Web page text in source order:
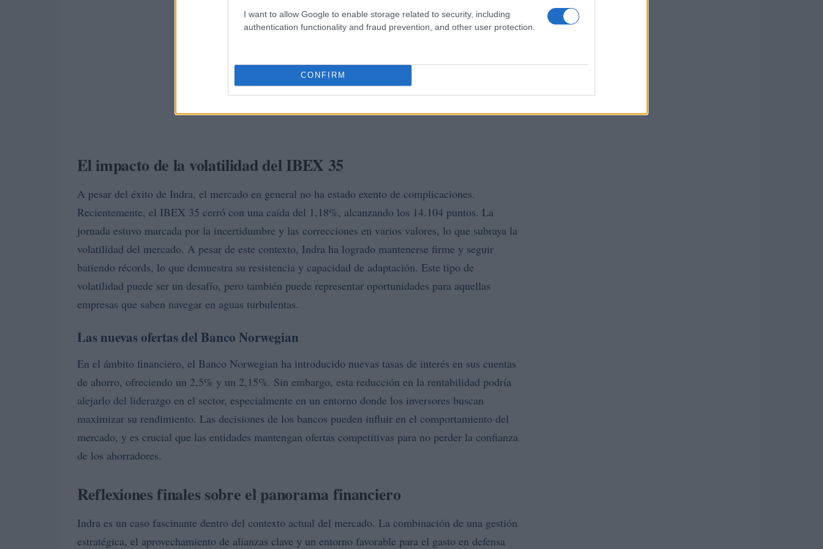
I want to allow Google to enable storage related to security, including
authentication functionality and fraud prevention, and other user protection.
CONFIRM
El impacto de la volatilidad del IBEX 35
A pesar del éxito de Indra, el mercado en general no ha estado exento de complicaciones.
Recientemente, el IBEX 35 cerró con una caída del 1,18%, alcanzando los 14.104 puntos. La
jornada estuvo marcada por la incertidumbre y las correcciones en varios valores, lo que subraya la
volatilidad del mercado. A pesar de este contexto, Indra ha logrado mantenerse firme y seguir
batiendo récords, lo que demuestra su resistencia y capacidad de adaptación. Este tipo de
volatilidad puede ser un desafío, pero también puede representar oportunidades para aquellas
empresas que saben navegar en aguas turbulentas.
Las nuevas ofertas del Banco Norwegian
En el ámbito financiero, el Banco Norwegian ha introducido nuevas tasas de interés en sus cuentas
de ahorro, ofreciendo un 2,5% y un 2,15%. Sin embargo, esta reducción en la rentabilidad podría
alejarlo del liderazgo en el sector, especialmente en un entorno donde los inversores buscan
maximizar su rendimiento. Las decisiones de los bancos pueden influir en el comportamiento del
mercado, y es crucial que las entidades mantengan ofertas competitivas para no perder la confianza
de los ahorradores.
Reflexiones finales sobre el panorama financiero
Indra es un caso fascinante dentro del contexto actual del mercado. La combinación de una gestión
estratégica, el aprovechamiento de alianzas clave y un entorno favorable para el gasto en defensa